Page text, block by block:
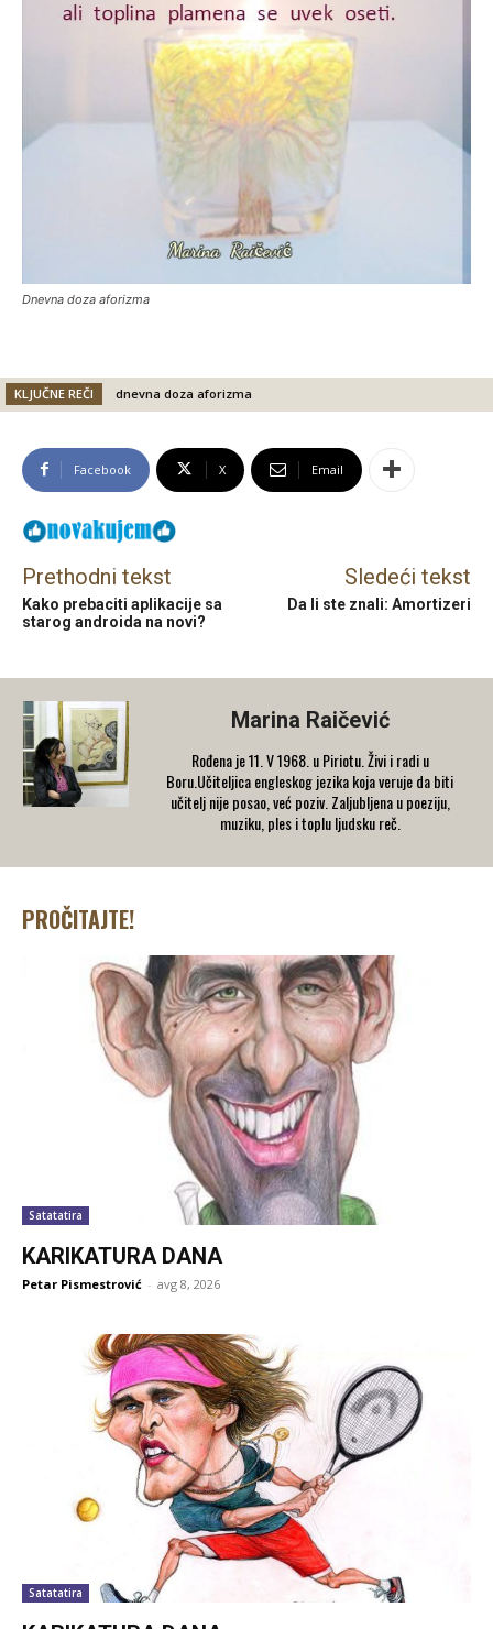
Dnevna doza aforizma
KLJUČNE REČI dnevna doza aforizma
Facebook X Email
Prethodni tekst
Kako prebaciti aplikacije sa
starog androida na novi?
Sledeći tekst
Da li ste znali: Amortizeri
Marina Raičević
Rođena je 11. V 1968. u Piriotu. Živi i radi u
Boru.Učiteljica engleskog jezika koja veruje da biti
učitelj nije posao, već poziv. Zaljubljena u poeziju,
muziku, ples i toplu ljudsku reč.
PROČITAJTE!
Satatatira
KARIKATURA DANA
Petar Pismestrović - avg 8, 2026
Satatatira